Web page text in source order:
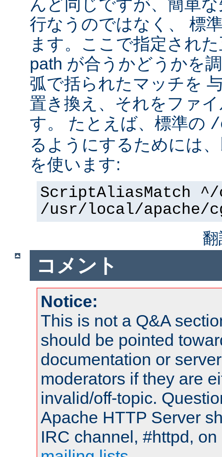
んど同じですが、簡単
行なうのではなく、 標
ます。ここで指定され
path が合うかどうかを
弧で括られたマッチを
置き換え、それをファ
す。 たとえば、標準の /
るようにするためには
を使います:
ScriptAliasMatch
/usr/local/apache/
コメント
Notice:
This is not a Q&A
should be pointed
documentation or
moderators if they are
invalid/off-topic.
Apache HTTP Server
IRC channel, #httpd,